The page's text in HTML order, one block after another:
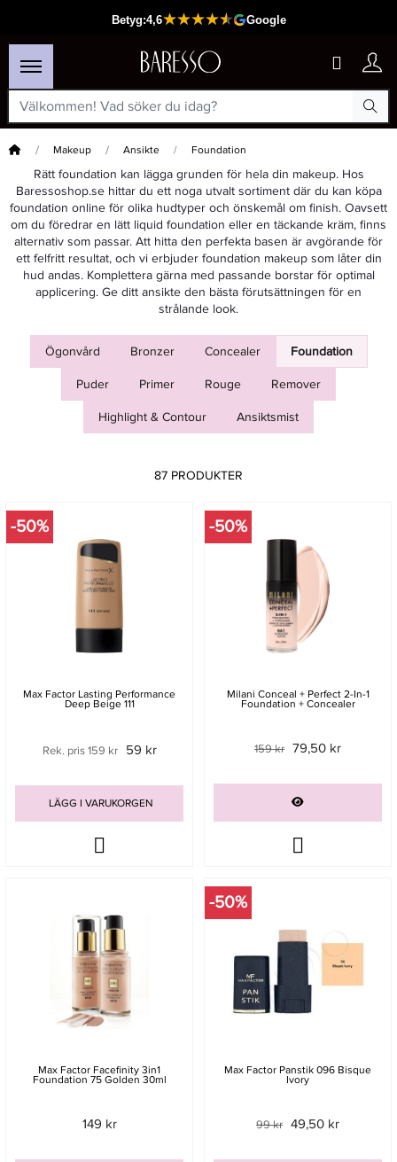
Hem Makeup Ansikte Foundation
Rätt foundation kan lägga grunden för hela din makeup. Hos
Baressoshop.se hittar du ett noga utvalt sortiment där du kan köpa
foundation online för olika hudtyper och önskemål om finish. Oavsett
om du föredrar en lätt liquid foundation eller en täckande kräm, finns
alternativ som passar. Att hitta den perfekta basen är avgörande för
ett felfritt resultat, och vi erbjuder foundation makeup som låter din
hud andas. Komplettera gärna med passande borstar för optimal
applicering. Ge ditt ansikte den bästa förutsättningen för en
strålande look.
Ögonvård Bronzer Concealer Foundation
Puder Primer Rouge Remover
Highlight & Contour Ansiktsmist
87 PRODUKTER
-50%
Max Factor Lasting Performance
Deep Beige 111
Rek. pris 159 kr 59 kr
LÄGG I VARUKORGEN
-50%
Milani Conceal + Perfect 2-In-1
Foundation + Concealer
159 kr 79,50 kr
Max Factor Facefinity 3in1
Foundation 75 Golden 30ml
149 kr
-50%
Max Factor Panstik 096 Bisque
Ivory
99 kr 49,50 kr